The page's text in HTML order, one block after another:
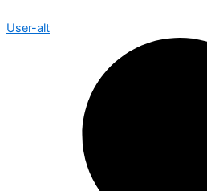
User-alt